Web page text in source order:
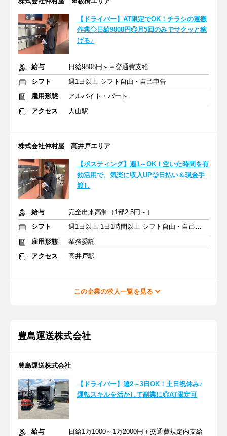
【ドライバー】AT限定でOK！チラシの運搬
作業◇日給9808円◎月5回のみでサクッと稼
げる♪
給与
日給9808円～＋交通費支給
シフト
週1日以上 シフト自由・自己申告
雇用形態
アルバイト・パート
アクセス
大山駅
株式会社仲村屋 高井戸エリア
【ポスティング】週1～OK！空いた時間を有
効活用で、気楽に収入UP◎日払い＆現金手
渡し
給与
完全出来高制（1部2.5円～）
シフト
週1日以上 1日1時間以上 シフト自由・自己申告
雇用形態
業務委託
アクセス
高井戸駅
この企業の求人一覧を見る
豊島運送株式会社
豊島運送株式会社
【ドライバー】週2～3日OK！土日祝休み♪
運転スキルを活かして副業に◎AT限定可
給与
日給1万1000～1万2000円＋交通費規定内支給